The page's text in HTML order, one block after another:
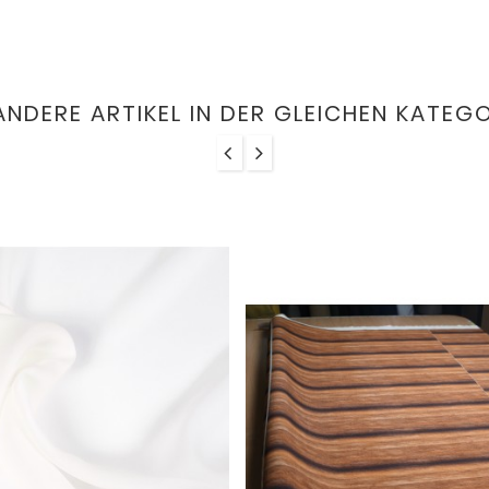
ARTIKEL IN DER GLEICHEN